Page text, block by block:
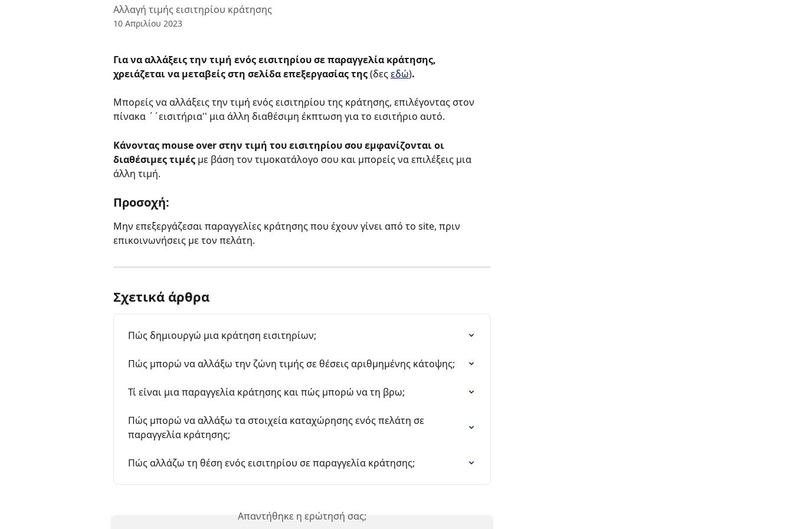
Αλλαγή τιμής εισιτηρίου κράτησης
10 Απριλίου 2023
Για να αλλάξεις την τιμή ενός εισιτηρίου σε παραγγελία κράτησης,
χρειάζεται να μεταβείς στη σελίδα επεξεργασίας της (δες εδώ).
Μπορείς να αλλάξεις την τιμή ενός εισιτηρίου της κράτησης, επιλέγοντας στον
πίνακα ΄΄εισιτήρια'' μια άλλη διαθέσιμη έκπτωση για το εισιτήριο αυτό.
Κάνοντας mouse over στην τιμή του εισιτηρίου σου εμφανίζονται οι
διαθέσιμες τιμές με βάση τον τιμοκατάλογο σου και μπορείς να επιλέξεις μια
άλλη τιμή.
Προσοχή:
Μην επεξεργάζεσαι παραγγελίες κράτησης που έχουν γίνει από το site, πριν
επικοινωνήσεις με τον πελάτη.
Σχετικά άρθρα
Πώς δημιουργώ μια κράτηση εισιτηρίων;
Πώς μπορώ να αλλάξω την ζώνη τιμής σε θέσεις αριθμημένης κάτοψης;
Τί είναι μια παραγγελία κράτησης και πώς μπορώ να τη βρω;
Πώς μπορώ να αλλάξω τα στοιχεία καταχώρησης ενός πελάτη σε
παραγγελία κράτησης;
Πώς αλλάζω τη θέση ενός εισιτηρίου σε παραγγελία κράτησης;
Απαντήθηκε η ερώτησή σας;